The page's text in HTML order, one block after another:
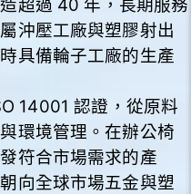
超過 40 年，長期服務
沖壓工廠與塑膠射出
具備輪子工廠的生產
14001 認證，從原料
環境管理。在辦公椅
符合市場需求的產
向全球市場五金與塑